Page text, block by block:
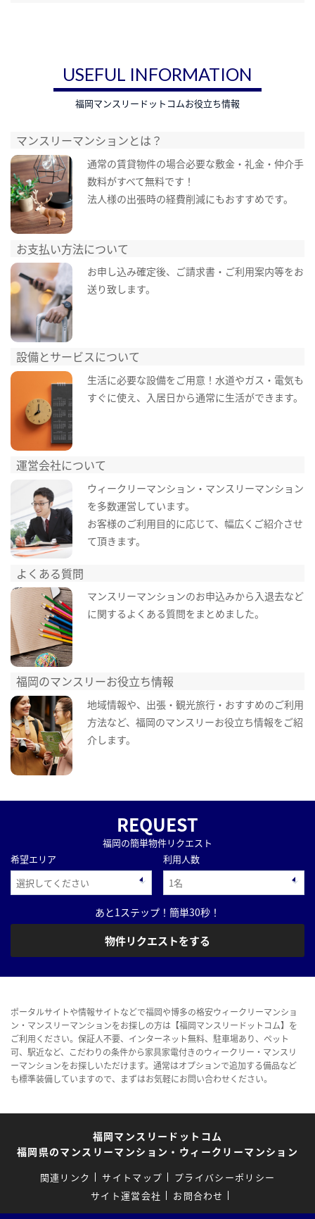
USEFUL INFORMATION
福岡マンスリードットコムお役立ち情報
マンスリーマンションとは？
通常の賃貸物件の場合必要な敷金・礼金・仲介手
数料がすべて無料です！
法人様の出張時の経費削減にもおすすめです。
お支払い方法について
お申し込み確定後、ご請求書・ご利用案内等をお
送り致します。
設備とサービスについて
生活に必要な設備をご用意！水道やガス・電気も
すぐに使え、入居日から通常に生活ができます。
運営会社について
ウィークリーマンション・マンスリーマンション
を多数運営しています。
お客様のご利用目的に応じて、幅広くご紹介させ
て頂きます。
よくある質問
マンスリーマンションのお申込みから入退去など
に関するよくある質問をまとめました。
福岡のマンスリーお役立ち情報
地域情報や、出張・観光旅行・おすすめのご利用
方法など、福岡のマンスリーお役立ち情報をご紹
介します。
REQUEST
福岡の簡単物件リクエスト
希望エリア
利用人数
あと1ステップ！簡単30秒！
物件リクエストをする
ポータルサイトや情報サイトなどで福岡や博多の格安ウィークリーマンショ
ン・マンスリーマンションをお探しの方は【福岡マンスリードットコム】を
ご利用ください。保証人不要、インターネット無料、駐車場あり、ペット
可、駅近など、こだわりの条件から家具家電付きのウィークリー・マンスリ
ーマンションをお探しいただけます。通常はオプションで追加する備品など
も標準装備していますので、まずはお気軽にお問い合わせください。
福岡マンスリードットコム
福岡県のマンスリーマンション・ウィークリーマンション
関連リンク サイトマップ
プライバシーポリシー
サイト運営会社
お問合わせ